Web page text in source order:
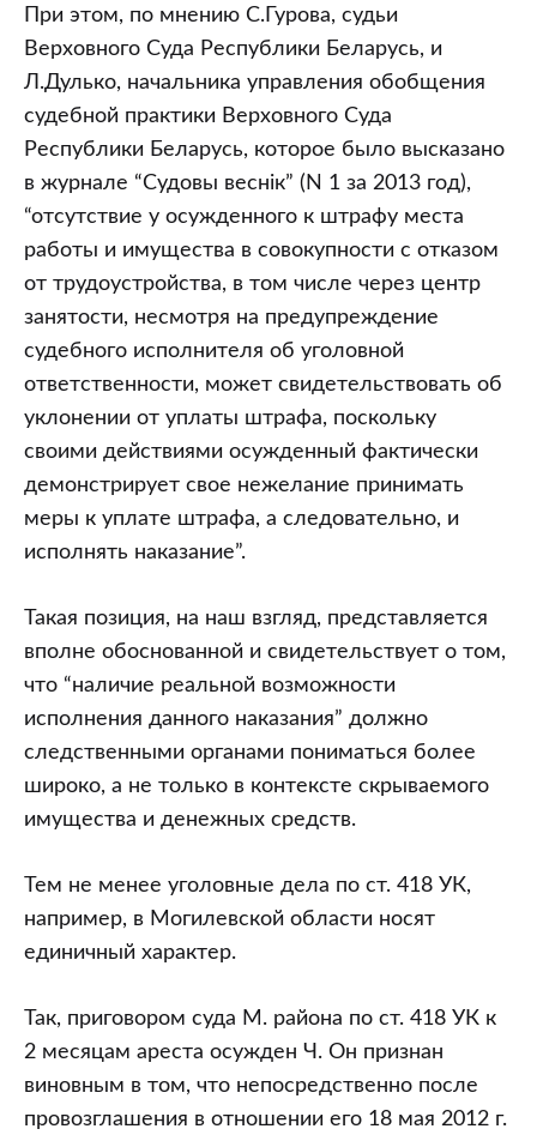
При этом, по мнению С.Гурова, судьи
Верховного Суда Республики Беларусь, и
Л.Дулько, начальника управления обобщения
судебной практики Верховного Суда
Республики Беларусь, которое было высказано
в журнале “Судовы веснiк” (N 1 за 2013 год),
“отсутствие у осужденного к штрафу места
работы и имущества в совокупности с отказом
от трудоустройства, в том числе через центр
занятости, несмотря на предупреждение
судебного исполнителя об уголовной
ответственности, может свидетельствовать об
уклонении от уплаты штрафа, поскольку
своими действиями осужденный фактически
демонстрирует свое нежелание принимать
меры к уплате штрафа, а следовательно, и
исполнять наказание”.
Такая позиция, на наш взгляд, представляется
вполне обоснованной и свидетельствует о том,
что “наличие реальной возможности
исполнения данного наказания” должно
следственными органами пониматься более
широко, а не только в контексте скрываемого
имущества и денежных средств.
Тем не менее уголовные дела по ст. 418 УК,
например, в Могилевской области носят
единичный характер.
Так, приговором суда М. района по ст. 418 УК к
2 месяцам ареста осужден Ч. Он признан
виновным в том, что непосредственно после
провозглашения в отношении его 18 мая 2012 г.